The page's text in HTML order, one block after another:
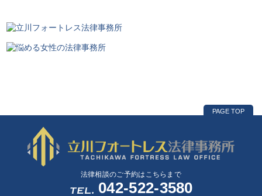
PAGE TOP
法律相談のご予約はこちらまで
042-522-3580